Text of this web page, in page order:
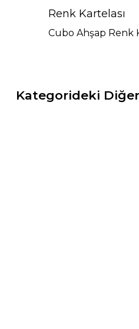
Renk Kartelası
Cubo Ahşap Renk
Kategorideki